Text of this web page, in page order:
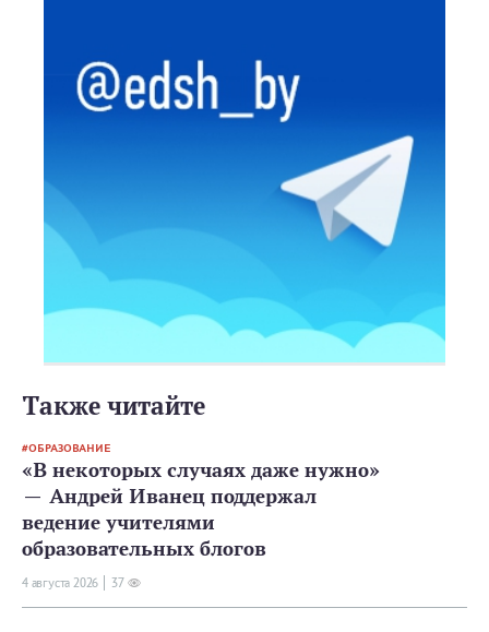
Также читайте
ОБРАЗОВАНИЕ
«В некоторых случаях даже нужно»
— Андрей Иванец поддержал
ведение учителями
образовательных блогов
4 августа 2026 37